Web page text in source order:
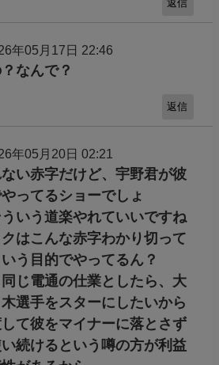
返信
年05月17日 22:46
なんで？
返信
年05月20日 02:21
い赤字だけど、宇野君が彼
ってるショーでしょ
いう道楽やれていいですね
はこんな赤字わかり切って
う目的でやってるん？
じ電通の仕業としたら、大
選手をスターにしたいから
て彼をマイナーに落とさず
続けるという噂の方が利益